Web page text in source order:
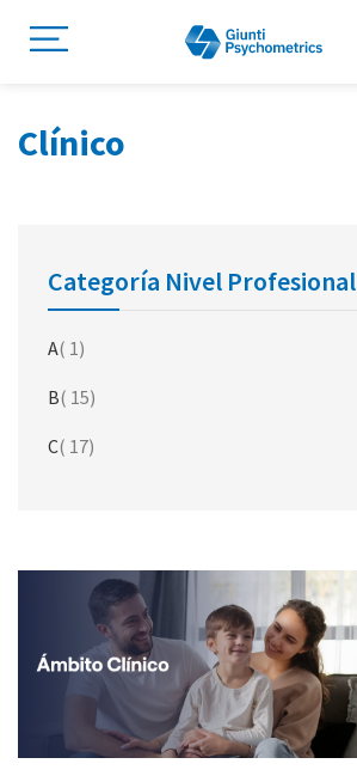
Clínico
Categoría Nivel Profesional
A 1artículo
B 15artículo
C 17artículo